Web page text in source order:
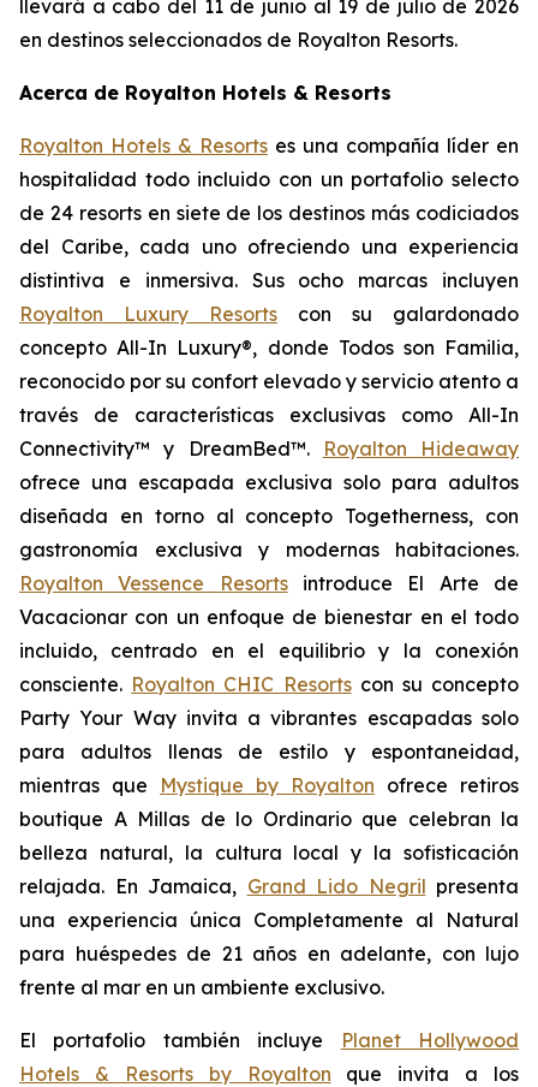
llevará a cabo del 11 de junio al 19 de julio de 2026
en destinos seleccionados de Royalton Resorts.
Acerca de Royalton Hotels & Resorts
Royalton Hotels & Resorts es una compañía líder en
hospitalidad todo incluido con un portafolio selecto
de 24 resorts en siete de los destinos más codiciados
del Caribe, cada uno ofreciendo una experiencia
distintiva e inmersiva. Sus ocho marcas incluyen
Royalton Luxury Resorts con su galardonado
concepto All-In Luxury®, donde Todos son Familia,
reconocido por su confort elevado y servicio atento a
través de características exclusivas como All-In
Connectivity™ y DreamBed™.
Royalton Hideaway
ofrece una escapada exclusiva solo para adultos
diseñada en torno al concepto Togetherness, con
gastronomía exclusiva y modernas habitaciones.
Royalton Vessence Resortsintroduce El Arte de
Vacacionar con un enfoque de bienestar en el todo
incluido, centrado en el equilibrio y la conexión
consciente. Royalton CHIC Resortscon su concepto
PartyYour Wayinvita a vibrantes escapadas solo
para adultos llenas de estilo y espontaneidad,
mientras que Mystique by Royalton ofrece retiros
boutique A Millas de lo Ordinarioque celebran la
belleza natural, la cultura local y la sofisticación
relajada. En Jamaica, Grand Lido Negril presenta
una experiencia única Completamente al Natural
para huéspedes de 21 años en adelante, con lujo
frente al mar en un ambiente exclusivo.
El portafolio también incluye
Planet Hollywood
Hotels & Resorts by Royalton que invita a los